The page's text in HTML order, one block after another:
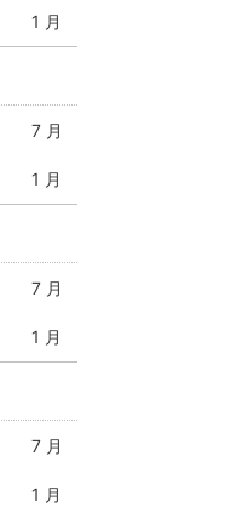
1 月
7 月
1 月
7 月
1 月
7 月
1 月